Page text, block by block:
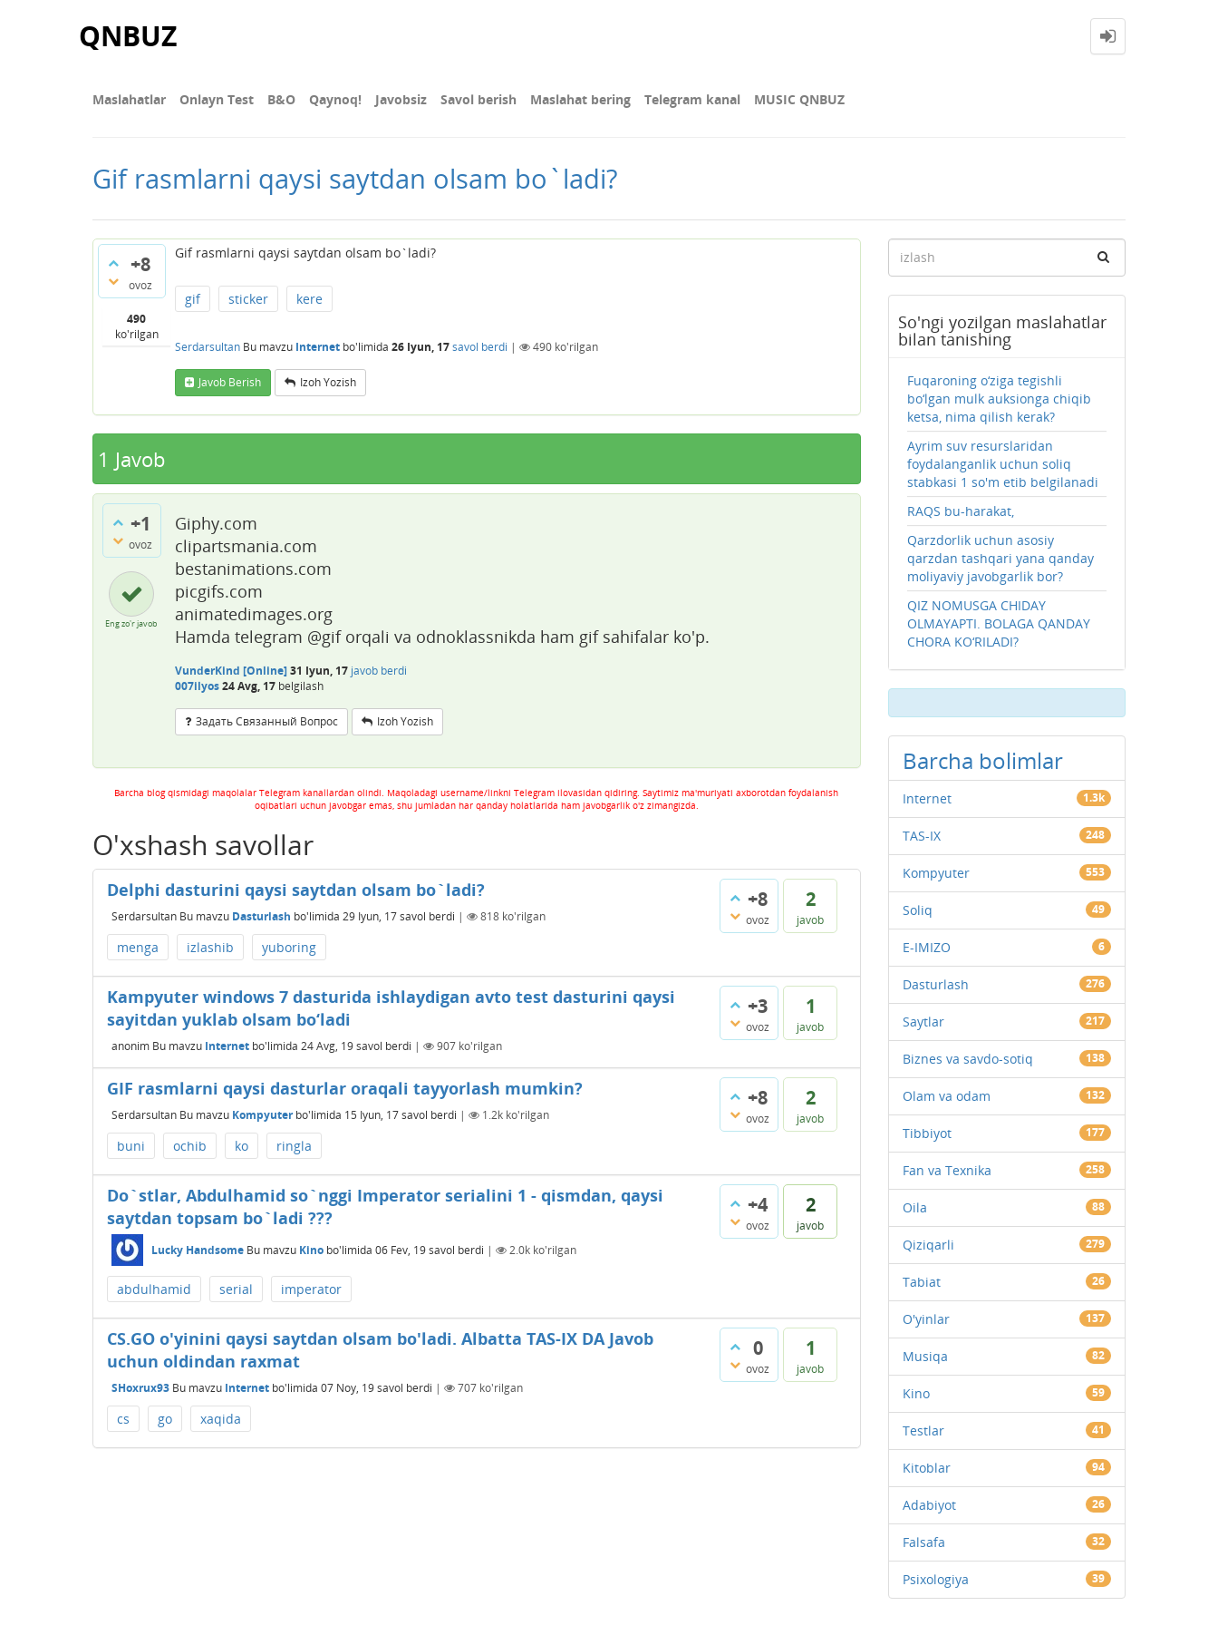
QNBUZ
Maslahatlar Onlayn Test В&О Qaynoq! Javobsiz Savol berish Maslahat bering Telegram kanal MUSIC QNBUZ
Gif rasmlarni qaysi saytdan olsam bo`ladi?
+8
ovoz
490
ko'rilgan
Gif rasmlarni qaysi saytdan olsam bo`ladi?
gif sticker kere
Serdarsultan Bu mavzu Internet bo'limida 26 Iyun, 17savol berdi | 490 ko'rilgan
Javob Berish Izoh Yozish
1 Javob
+1
ovoz
Eng zo'r javob
Giphy.com
clipartsmania.com
bestanimations.com
picgifs.com
animatedimages.org
Hamda telegram @gif orqali va odnoklassnikda ham gif sahifalar ko'p.
VunderKind [Online]31 Iyun, 17 javob berdi
007ilyos24 Avg, 17 belgilash
Задать Связанный Вопрос Izoh Yozish
Barcha blog qismidagi maqolalar Telegram kanallardan olindi. Maqoladagi username/linkni Telegram ilovasidan qidiring. Saytimiz ma'muriyati axborotdan foydalanish
oqibatlari uchun javobgar emas, shu jumladan har qanday holatlarida ham javobgarlik o'z zimangizda.
O'xshash savollar
+8
ovoz
2
javob
Delphi dasturini qaysi saytdan olsam bo`ladi?
Serdarsultan Bu mavzu Dasturlash bo'limida 29 Iyun, 17savol berdi | 818 ko'rilgan
menga izlashib yuboring
+3
ovoz
1
javob
Kampyuter windows 7 dasturida ishlaydigan avto test dasturini qaysi
sayitdan yuklab olsam bo‘ladi
anonim Bu mavzu Internet bo'limida 24 Avg, 19savol berdi | 907 ko'rilgan
+8
ovoz
2
javob
GIF rasmlarni qaysi dasturlar oraqali tayyorlash mumkin?
Serdarsultan Bu mavzu Kompyuterbo'limida 15 Iyun, 17savol berdi | 1.2k ko'rilgan
buni ochib ko ringla
+4
ovoz
2
javob
Do`stlar, Abdulhamid so`nggi Imperator serialini 1 - qismdan, qaysi
saytdan topsam bo`ladi ???
Lucky Handsome Bu mavzu Kino bo'limida 06 Fev, 19savol berdi | 2.0k ko'rilgan
abdulhamid serial imperator
0
ovoz
1
javob
CS.GO o'yinini qaysi saytdan olsam bo'ladi. Albatta TAS-IX DA Javob
uchun oldindan raxmat
SHoxrux93 Bu mavzu Internet bo'limida 07 Noy, 19savol berdi | 707 ko'rilgan
cs go xaqida
So'ngi yozilgan maslahatlar
bilan tanishing
Fuqaroning o‘ziga tegishli
bo‘lgan mulk auksionga chiqib
ketsa, nima qilish kerak?
Ayrim suv resurslaridan
foydalanganlik uchun soliq
stabkasi 1 so'm etib belgilanadi
RAQS bu-harakat,
Qarzdorlik uchun asosiy
qarzdan tashqari yana qanday
moliyaviy javobgarlik bor?
QIZ NOMUSGA CHIDAY
OLMAYAPTI. BOLAGA QANDAY
CHORA KO‘RILADI?
Barcha bolimlar
Internet 1.3k
TAS-IX 248
Kompyuter 553
Soliq 49
E-IMIZO 6
Dasturlash 276
Saytlar 217
Biznes va savdo-sotiq 138
Olam va odam 132
Tibbiyot 177
Fan va Texnika 258
Oila 88
Qiziqarli 279
Tabiat 26
O'yinlar 137
Musiqa 82
Kino 59
Testlar 41
Kitoblar 94
Adabiyot 26
Falsafa 32
Psixologiya 39